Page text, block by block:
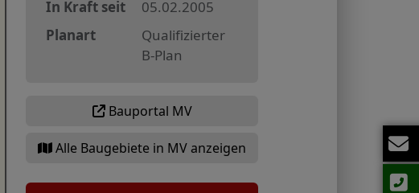
In Kraft seit
05.02.2005
Planart
Qualifizierter
B-Plan
Bauportal MV
Alle Baugebiete in MV anzeigen